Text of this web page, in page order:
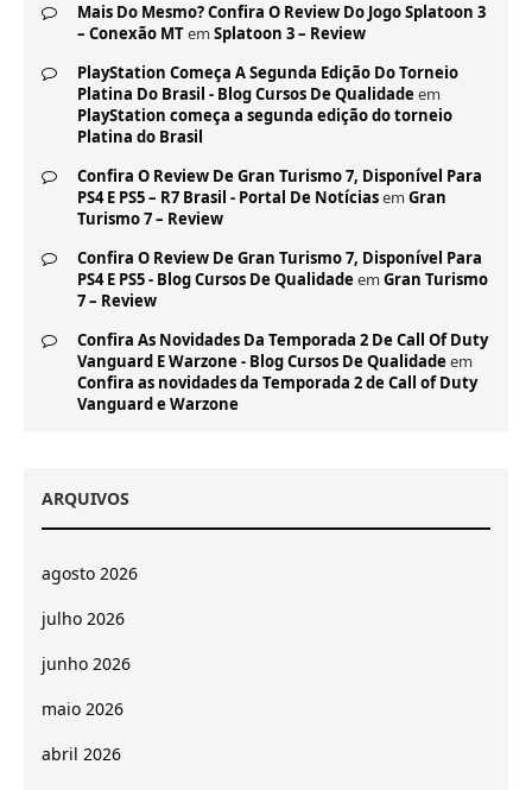
Mais Do Mesmo? Confira O Review Do Jogo Splatoon 3
– Conexão MTem Splatoon 3 – Review
PlayStation Começa A Segunda Edição Do Torneio
Platina Do Brasil - Blog Cursos De Qualidade em
PlayStation começa a segunda edição do torneio
Platina do Brasil
Confira O Review De Gran Turismo 7, Disponível Para
PS4 E PS5 – R7 Brasil - Portal De Notíciasem Gran
Turismo 7 – Review
Confira O Review De Gran Turismo 7, Disponível Para
PS4 E PS5 - Blog Cursos De Qualidade em Gran Turismo
7 – Review
Confira As Novidades Da Temporada 2 De Call Of Duty
Vanguard E Warzone - Blog Cursos De Qualidade em
Confira as novidades da Temporada 2 de Call of Duty
Vanguard e Warzone
ARQUIVOS
agosto 2026
julho 2026
junho 2026
maio 2026
abril 2026